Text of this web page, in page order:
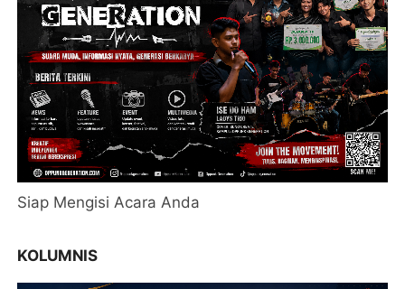
Siap Mengisi Acara Anda
KOLUMNIS